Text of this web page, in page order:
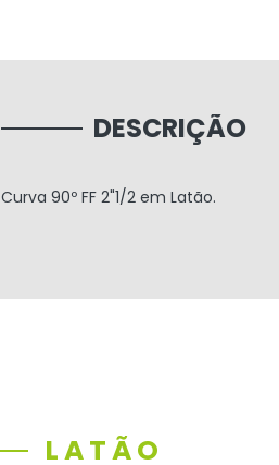
DESCRIÇÃO
Curva 90º FF 2"1/2 em Latão.
LATÃO